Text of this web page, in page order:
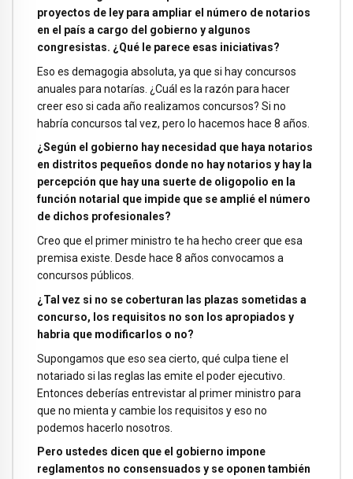
proyectos de ley para ampliar el número de notarios
en el país a cargo del gobierno y algunos
congresistas. ¿Qué le parece esas iniciativas?
Eso es demagogia absoluta, ya que si hay concursos
anuales para notarías. ¿Cuál es la razón para hacer
creer eso si cada año realizamos concursos? Si no
habría concursos tal vez, pero lo hacemos hace 8 años.
¿Según el gobierno hay necesidad que haya notarios
en distritos pequeños donde no hay notarios y hay la
percepción que hay una suerte de oligopolio en la
función notarial que impide que se amplié el número
de dichos profesionales?
Creo que el primer ministro te ha hecho creer que esa
premisa existe. Desde hace 8 años convocamos a
concursos públicos.
¿Tal vez si no se coberturan las plazas sometidas a
concurso, los requisitos no son los apropiados y
habria que modificarlos o no?
Supongamos que eso sea cierto, qué culpa tiene el
notariado si las reglas las emite el poder ejecutivo.
Entonces deberías entrevistar al primer ministro para
que no mienta y cambie los requisitos y eso no
podemos hacerlo nosotros.
Pero ustedes dicen que el gobierno impone
reglamentos no consensuados y se oponen también